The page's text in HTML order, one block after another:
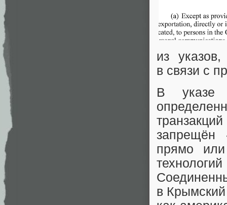
из
в связи с
В указе
запрещён
прямо
в